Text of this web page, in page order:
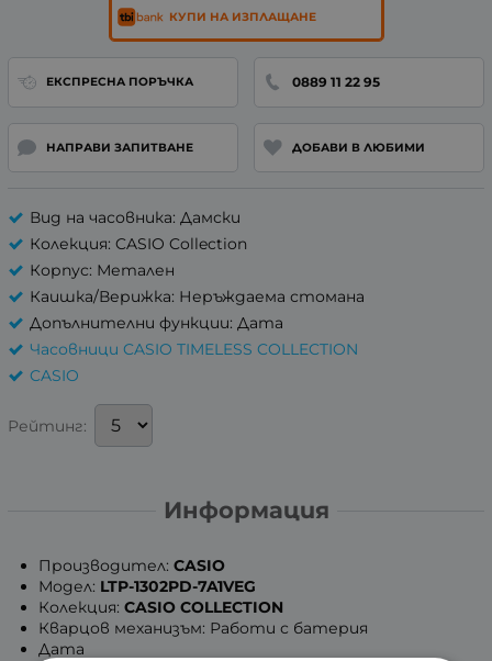
КУПИ НА ИЗПЛАЩАНЕ
ЕКСПРЕСНА ПОРЪЧКА 0889 11 22 95
НАПРАВИ ЗАПИТВАНЕ ДОБАВИ В ЛЮБИМИ
Вид на часовника: Дамски
Колекция: CASIO Collection
Корпус: Метален
Каишка/Верижка: Неръждаема стомана
Допълнителни функции: Дата
Часовници CASIO TIMELESS COLLECTION
CASIO
Рейтинг:
Информация
Производител: CASIO
Модел: LTP-1302PD-7A1VEG
Колекция: CASIO COLLECTION
Кварцов механизъм: Работи с батерия
Дата